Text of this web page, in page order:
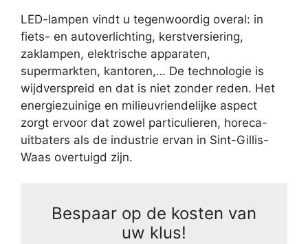
LED-lampen vindt u tegenwoordig overal: in
fiets- en autoverlichting, kerstversiering,
zaklampen, elektrische apparaten,
supermarkten, kantoren,… De technologie is
wijdverspreid en dat is niet zonder reden. Het
energiezuinige en milieuvriendelijke aspect
zorgt ervoor dat zowel particulieren, horeca-
uitbaters als de industrie ervan in Sint-Gillis-
Waas overtuigd zijn.
Bespaar op de kosten van
uw klus!